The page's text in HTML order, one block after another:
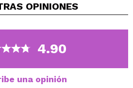
este rodillo, experimentarás
las tensiones del rostro.
de doble extremo permite
anchas del rostro (mejillas y
OPINIONES
4.90
una opinión